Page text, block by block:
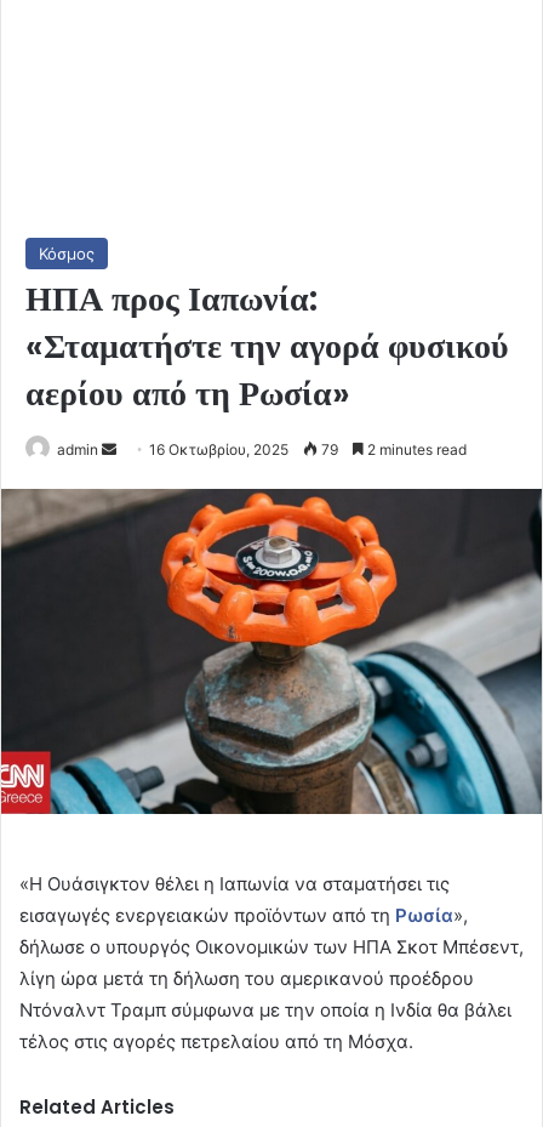
Κόσμος
ΗΠΑ προς Ιαπωνία:
«Σταματήστε την αγορά φυσικού
αερίου από τη Ρωσία»
admin
Send
email
16 Οκτωβρίου, 2025 79 2 minutes read
«Η Ουάσιγκτον θέλει η Ιαπωνία να σταματήσει τις
εισαγωγές ενεργειακών προϊόντων από τη Ρωσία»,
δήλωσε ο υπουργός Οικονομικών των ΗΠΑ Σκοτ Μπέσεντ,
λίγη ώρα μετά τη δήλωση του αμερικανού προέδρου
Ντόναλντ Τραμπ σύμφωνα με την οποία η Ινδία θα βάλει
τέλος στις αγορές πετρελαίου από τη Μόσχα.
Related Articles